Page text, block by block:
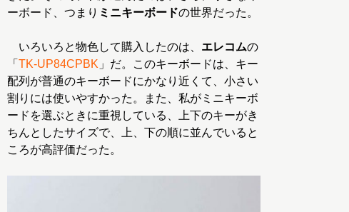
ーボード、つまり ミニキーボードの世界だった。
いろいろと物色して購入したのは、 エレコムの
「 TK-UP84CPBK 」だ。このキーボードは、キー
配列が普通のキーボードにかなり近くて、小さい
割りには使いやすかった。また、私がミニキーボ
ードを選ぶときに重視している、上下のキーがき
ちんとしたサイズで、上、下の順に並んでいると
ころが高評価だった。